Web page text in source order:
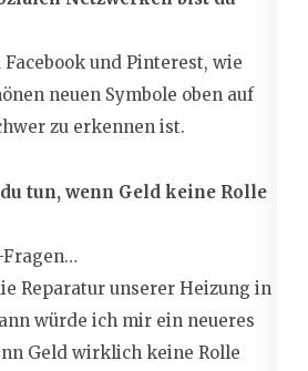
und Pinterest, wie
neuen Symbole oben auf
zu erkennen ist.
du tun, wenn Geld keine Rolle
Fragen…
Reparatur unserer Heizung in
würde ich mir ein neueres
Geld wirklich keine Rolle